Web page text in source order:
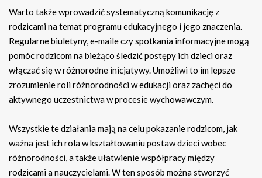
Warto także wprowadzić systematyczną komunikację z
rodzicami na temat programu edukacyjnego i jego znaczenia.
Regularne biuletyny, e-maile czy spotkania informacyjne mogą
pomóc rodzicom na bieżąco śledzić postępy ich dzieci oraz
włączać się w różnorodne inicjatywy. Umożliwi to im lepsze
zrozumienie roli różnorodności w edukacji oraz zachęci do
aktywnego uczestnictwa w procesie wychowawczym.
Wszystkie te działania mają na celu pokazanie rodzicom, jak
ważna jest ich rola w kształtowaniu postaw dzieci wobec
różnorodności, a także ułatwienie współpracy między
rodzicami a nauczycielami. W ten sposób można stworzyć